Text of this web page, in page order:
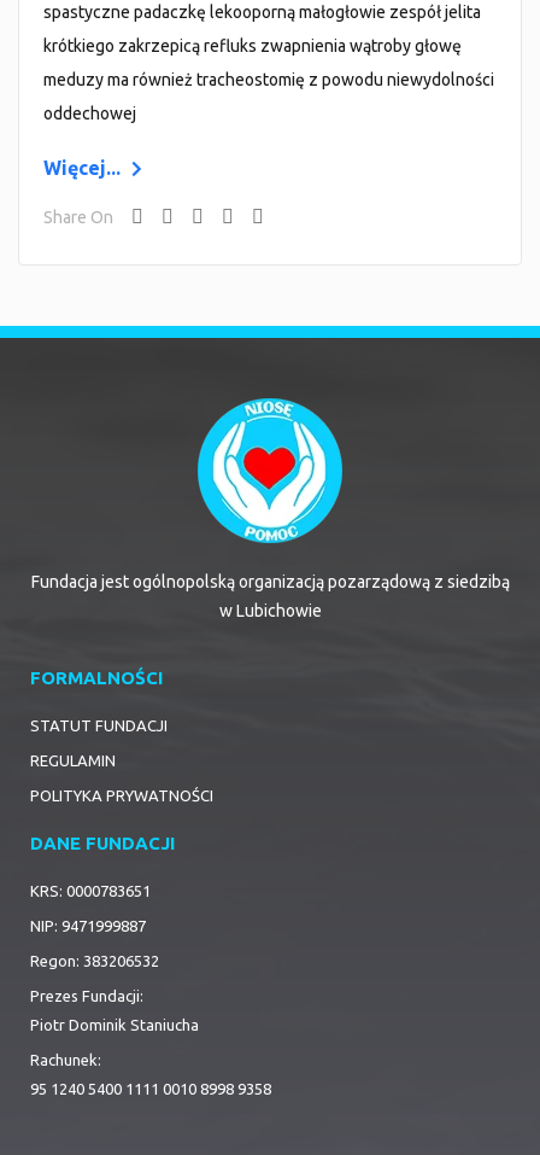
spastyczne padaczkę lekooporną małogłowie zespół jelita
krótkiego zakrzepicą refluks zwapnienia wątroby głowę
meduzy ma również tracheostomię z powodu niewydolności
oddechowej
Więcej...
Share On
Fundacja jest ogólnopolską organizacją pozarządową z siedzibą
w Lubichowie
FORMALNOŚCI
STATUT FUNDACJI
REGULAMIN
POLITYKA PRYWATNOŚCI
DANE FUNDACJI
KRS: 0000783651
NIP: 9471999887
Regon: 383206532
Prezes Fundacji:
Piotr Dominik Staniucha
Rachunek:
95 1240 5400 1111 0010 8998 9358